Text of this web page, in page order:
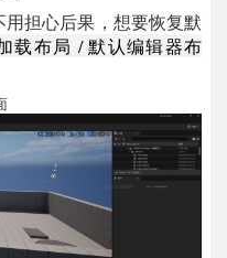
担心后果，想要恢复默
载布局 / 默认编辑器布